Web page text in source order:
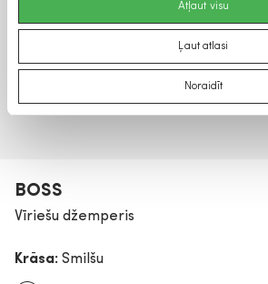
Atļaut visu
Ļaut atlasi
Noraidīt
BOSS
Vīriešu džemperis
Krāsa: Smilšu